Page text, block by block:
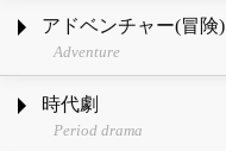
アドベンチャー(冒険)
Adventure
時代劇
Period drama